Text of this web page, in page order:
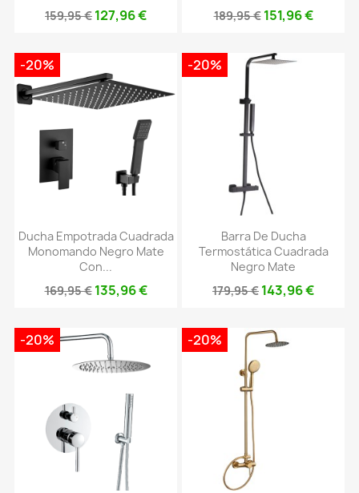
159,95 € 127,96 €
189,95 € 151,96 €
Ducha Empotrada Cuadrada
Monomando Negro Mate
Con...
169,95 € 135,96 €
-20%
Barra De Ducha
Termostática Cuadrada
Negro Mate
179,95 € 143,96 €
-20%
-20% -20%